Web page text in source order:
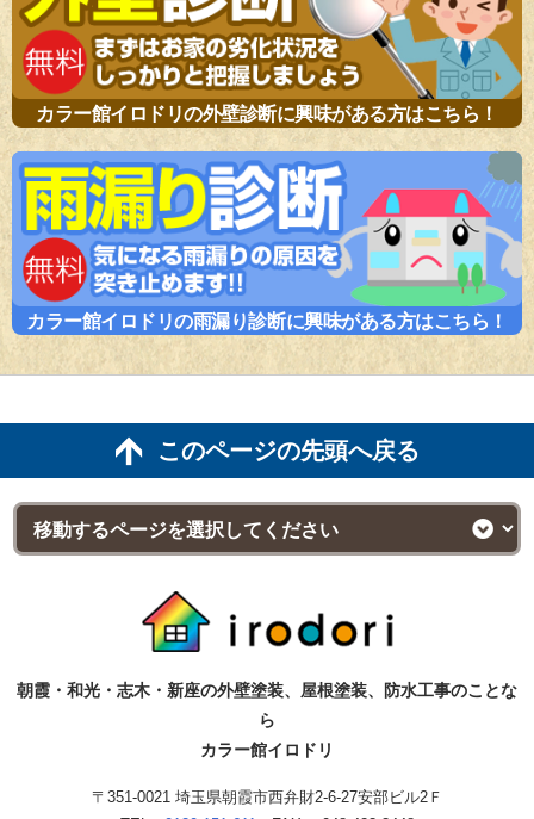
カラー館イロドリの外壁診断に興味がある方はこちら！
カラー館イロドリの雨漏り診断に興味がある方はこちら！
このページの先頭へ戻る
朝霞・和光・志木・新座の外壁塗装、屋根塗装、防水工事のことな
ら
カラー館イロドリ
〒351-0021 埼玉県朝霞市西弁財2-6-27安部ビル2Ｆ